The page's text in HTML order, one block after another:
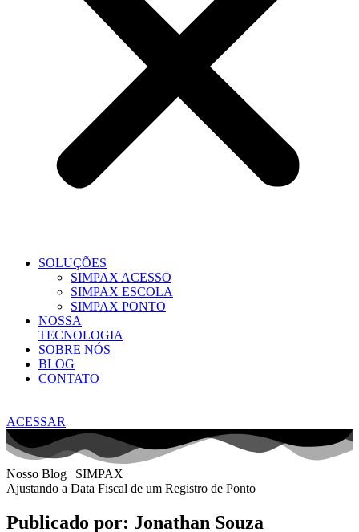
SOLUÇÕES
SIMPAX ACESSO
SIMPAX ESCOLA
SIMPAX PONTO
NOSSA
TECNOLOGIA
SOBRE NÓS
BLOG
CONTATO
ACESSAR
Nosso Blog | SIMPAX
Ajustando a Data Fiscal de um Registro de Ponto
Publicado por: Jonathan Souza